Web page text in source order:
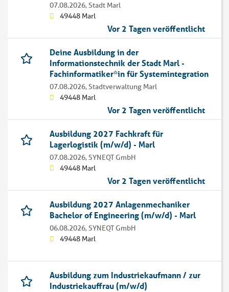
07.08.2026,Stadt Marl
49448 Marl
Vor 2 Tagen veröffentlicht
Deine Ausbildung in der
Informationstechnik der Stadt Marl -
Fachinformatiker*in für Systemintegration
07.08.2026,Stadtverwaltung Marl
49448 Marl
Vor 2 Tagen veröffentlicht
Ausbildung 2027 Fachkraft für
Lagerlogistik (m/w/d) - Marl
07.08.2026,SYNEQT GmbH
49448 Marl
Vor 2 Tagen veröffentlicht
Ausbildung 2027 Anlagenmechaniker
Bachelor of Engineering (m/w/d) - Marl
06.08.2026,SYNEQT GmbH
49448 Marl
Ausbildung zum Industriekaufmann / zur
Industriekauffrau (m/w/d)